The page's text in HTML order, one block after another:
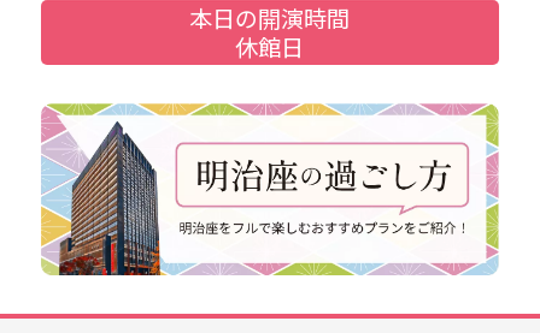
本日の開演時間
休館日